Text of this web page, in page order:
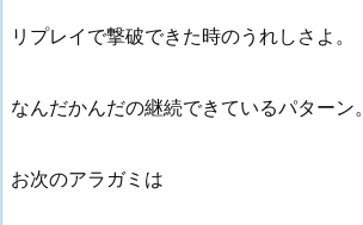
リプレイで撃破できた時のうれしさよ。
なんだかんだの継続できているパターン。
お次のアラガミは